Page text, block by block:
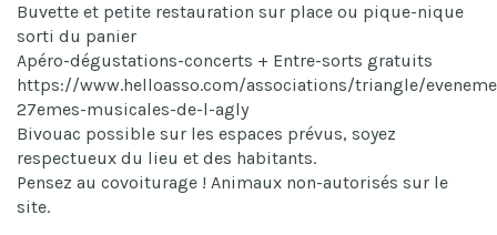
Buvette et petite restauration sur place ou pique-nique
sorti du panier
Apéro-dégustations-concerts + Entre-sorts gratuits
https://www.helloasso.com/associations/triangle/
27emes-musicales-de-l-agly
Bivouac possible sur les espaces prévus, soyez
respectueux du lieu et des habitants.
Pensez au covoiturage ! Animaux non-autorisés sur le
site.